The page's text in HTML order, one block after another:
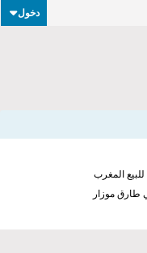
دخول
المغرب
طارق موزار